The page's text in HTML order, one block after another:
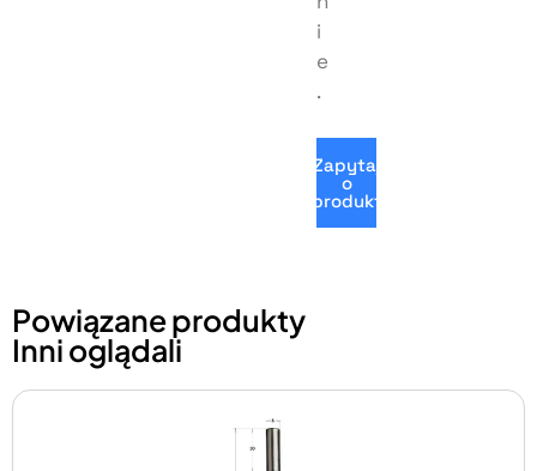
i
e
.
Zapytaj
o
produkt
Powiązane produkty
Inni oglądali